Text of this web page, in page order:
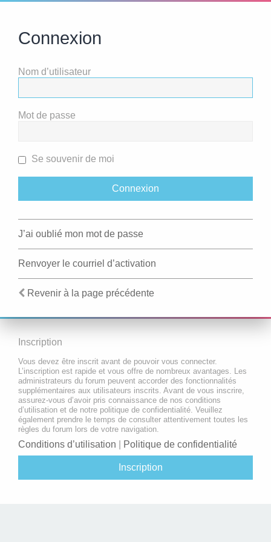
Connexion
Nom d’utilisateur
Mot de passe
Se souvenir de moi
J’ai oublié mon mot de passe
Renvoyer le courriel d’activation
Revenir à la page précédente
Inscription
Vous devez être inscrit avant de pouvoir vous connecter.
L’inscription est rapide et vous offre de nombreux avantages. Les
administrateurs du forum peuvent accorder des fonctionnalités
supplémentaires aux utilisateurs inscrits. Avant de vous inscrire,
assurez-vous d’avoir pris connaissance de nos conditions
d’utilisation et de notre politique de confidentialité. Veuillez
également prendre le temps de consulter attentivement toutes les
règles du forum lors de votre navigation.
Conditions d’utilisation Politique de confidentialité
Inscription